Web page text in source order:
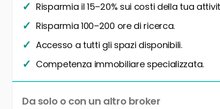
Risparmia il 15–20% sui costi della tua
Risparmia 100–200 ore di ricerca.
Accesso a tutti gli spazi disponibili.
Competenza immobiliare specializzata.
Da solo o con un altro broker